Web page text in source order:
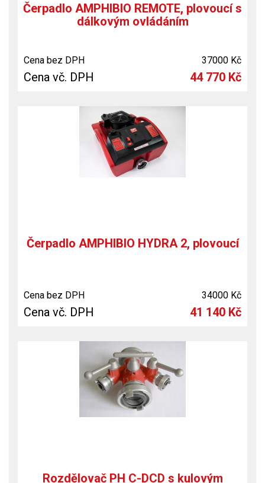
Čerpadlo AMPHIBIO REMOTE, plovoucí s
dálkovým ovládáním
Cena bez DPH 37000 Kč
Cena vč. DPH 44 770 Kč
Čerpadlo AMPHIBIO HYDRA 2, plovoucí
Cena bez DPH 34000 Kč
Cena vč. DPH 41 140 Kč
Rozdělovač PH C-DCD s kulovým